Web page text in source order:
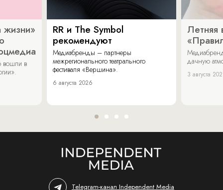
жизни»
вошли в
RR и The Symbol
рекомендуют
Медиабренды – партнеры
межрегионального театрального
фестиваля «Вершина».
6 августа 2026
Летняя
дачную
3 августа
Telegram-канал Independent Media